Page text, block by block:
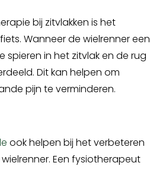
bij zitvlakken is het
Wanneer de wielrenner een
in het zitvlak en de rug
Dit kan helpen om
pijn te verminderen.
ook helpen bij het verbeteren
Een fysiotherapeut